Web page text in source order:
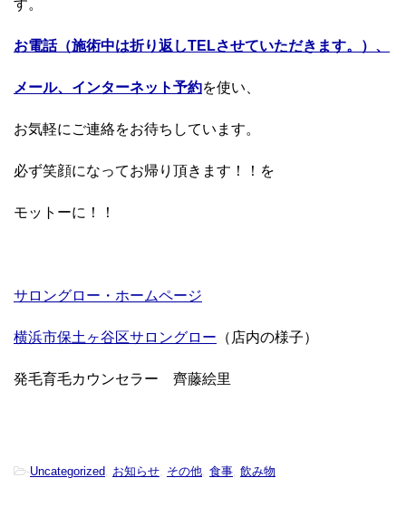
す。
お電話（施術中は折り返しTELさせていただきます。）、
メール、インターネット予約を使い、
お気軽にご連絡をお待ちしています。
必ず笑顔になってお帰り頂きます！！を
モットーに！！
サロングロー・ホームページ
横浜市保土ヶ谷区サロングロー （店内の様子）
発毛育毛カウンセラー 齊藤絵里
-Uncategorized, お知らせ, その他, 食事, 飲み物